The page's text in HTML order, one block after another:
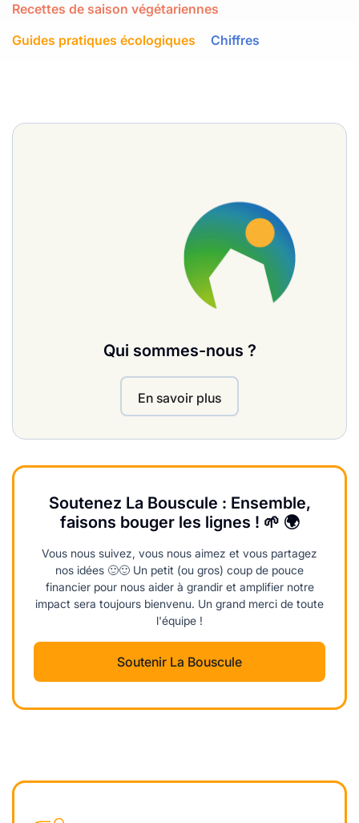
Recettes de saison végétariennes
Guides pratiques écologiques
Chiffres
Qui sommes-nous ?
En savoir plus
Soutenez La Bouscule : Ensemble,
faisons bouger les lignes ! 🌱 🌍
Vous nous suivez, vous nous aimez et vous partagez
nos idées 🙂🙂 Un petit (ou gros) coup de pouce
financier pour nous aider à grandir et amplifier notre
impact sera toujours bienvenu. Un grand merci de toute
l'équipe !
Soutenir La Bouscule